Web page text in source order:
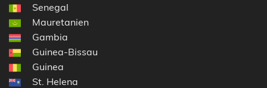
Senegal
Mauretanien
Gambia
Guinea-Bissau
Guinea
St. Helena